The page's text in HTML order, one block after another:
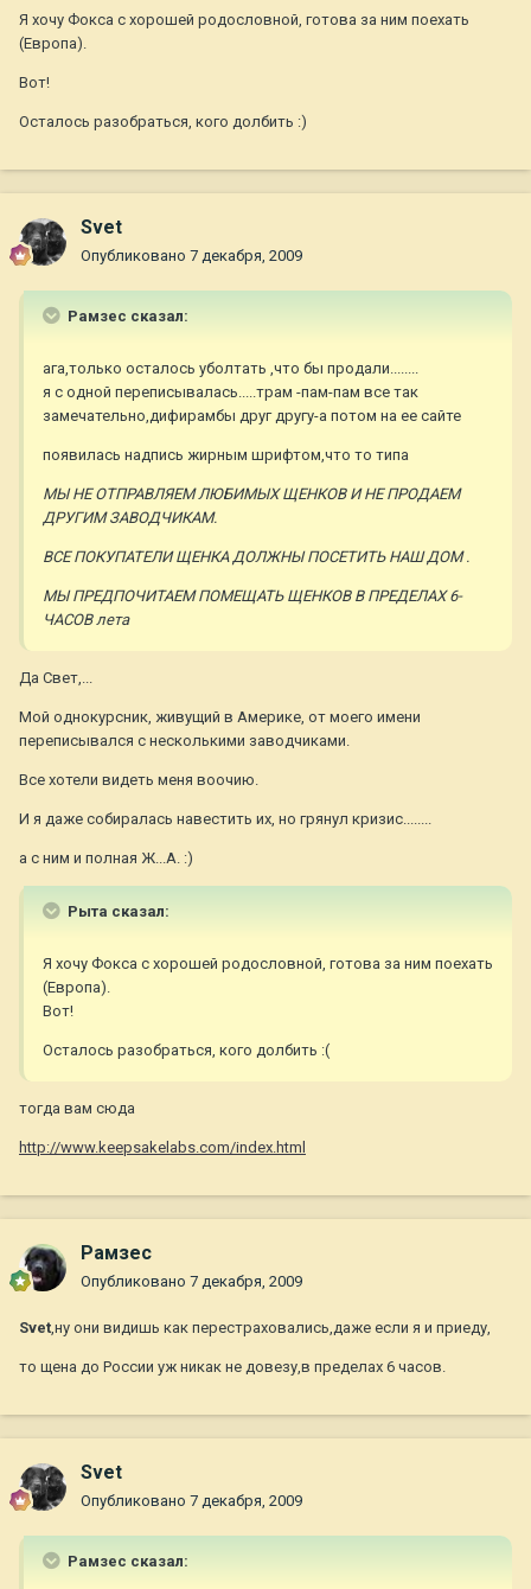
Я хочу Фокса с хорошей родословной, готова за ним поехать
(Европа).
Вот!
Осталось разобраться, кого долбить :)
Svet
Опубликовано 7 декабря, 2009
Рамзес сказал:
ага,только осталось уболтать ,что бы продали........
я с одной переписывалась.....трам -пам-пам все так
замечательно,дифирамбы друг другу-а потом на ее сайте
появилась надпись жирным шрифтом,что то типа
МЫ НЕ ОТПРАВЛЯЕМ ЛЮБИМЫХ ЩЕНКОВ И НЕ ПРОДАЕМ
ДРУГИМ ЗАВОДЧИКАМ.
ВСЕ ПОКУПАТЕЛИ ЩЕНКА ДОЛЖНЫ ПОСЕТИТЬ НАШ ДОМ .
МЫ ПРЕДПОЧИТАЕМ ПОМЕЩАТЬ ЩЕНКОВ В ПРЕДЕЛАХ 6-
ЧАСОВ лета
Да Свет,...
Мой однокурсник, живущий в Америке, от моего имени
переписывался с несколькими заводчиками.
Все хотели видеть меня воочию.
И я даже собиралась навестить их, но грянул кризис........
а с ним и полная Ж...А. :)
Рыта сказал:
Я хочу Фокса с хорошей родословной, готова за ним поехать
(Европа).
Вот!
Осталось разобраться, кого долбить :(
тогда вам сюда
http://www.keepsakelabs.com/index.html
Рамзес
Опубликовано 7 декабря, 2009
Svet,ну они видишь как перестраховались,даже если я и приеду,
то щена до России уж никак не довезу,в пределах 6 часов.
Svet
Опубликовано 7 декабря, 2009
Рамзес сказал: